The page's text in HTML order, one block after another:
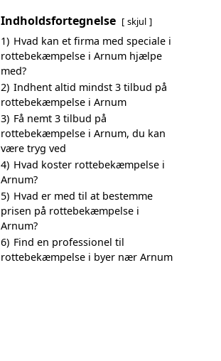
Indholdsfortegnelse skjul
1) Hvad kan et firma med speciale i
rottebekæmpelse i Arnum hjælpe
med?
2) Indhent altid mindst 3 tilbud på
rottebekæmpelse i Arnum
3) Få nemt 3 tilbud på
rottebekæmpelse i Arnum, du kan
være tryg ved
4) Hvad koster rottebekæmpelse i
Arnum?
5) Hvad er med til at bestemme
prisen på rottebekæmpelse i
Arnum?
6) Find en professionel til
rottebekæmpelse i byer nær Arnum